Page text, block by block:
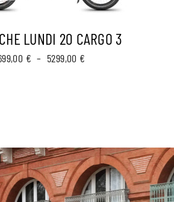
LUNDI 20 CARGO 3
€ – 5299,00 €